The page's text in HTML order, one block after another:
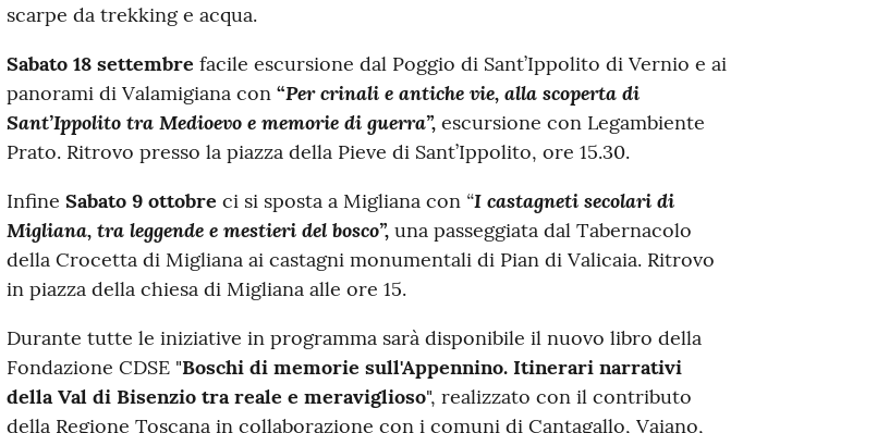
scarpe da trekking e acqua.
Sabato 18 settembre facile escursione dal Poggio di Sant’Ippolito di Vernio e ai
panorami di Valamigiana con “Per crinali e antiche vie, alla scoperta di
Sant’Ippolito tra Medioevo e memorie di guerra”,escursione con Legambiente
Prato. Ritrovo presso la piazza della Pieve di Sant’Ippolito, ore 15.30.
Infine Sabato 9 ottobre ci si sposta a Migliana con “I castagneti secolari di
Migliana, tra leggende e mestieri del bosco”,una passeggiata dal Tabernacolo
della Crocetta di Migliana ai castagni monumentali di Pian di Valicaia. Ritrovo
in piazza della chiesa di Migliana alle ore 15.
Durante tutte le iniziative in programma sarà disponibile il nuovo libro della
Fondazione CDSE "Boschi di memorie sull'Appennino. Itinerari narrativi
della Val di Bisenzio tra reale e meraviglioso", realizzato con il contributo
della Regione Toscana in collaborazione con i comuni di Cantagallo, Vaiano,